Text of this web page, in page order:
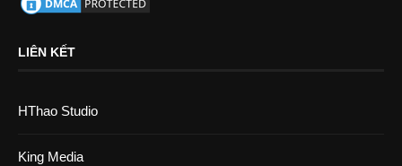
LIÊN KẾT
HThao Studio
King Media